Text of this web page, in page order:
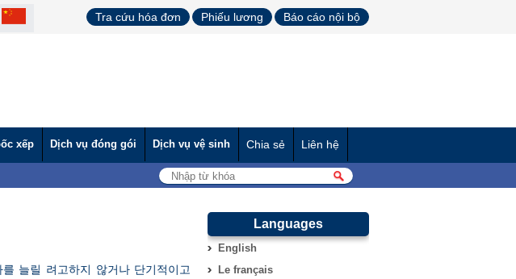
Tra cứu hóa đơn Phiếu lương Báo cáo nội bộ
xếp Dịch vụ đóng gói Dịch vụ vệ sinh Chia sẻ Liên hệ
(Lần 2)
늘릴 려고하지 않거나 단기적이고
Languages
English
Le français